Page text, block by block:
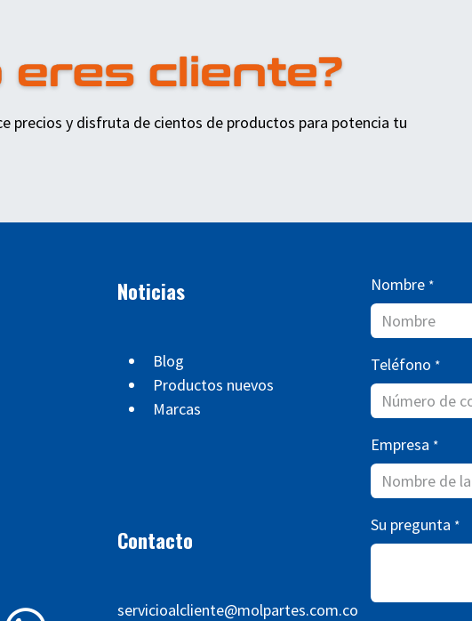
precios y disfruta de cientos de productos para potencia tu
Noticias
Blog
Productos nuevos
Marcas
Contacto
servicioalcliente@molpartes.com.co
Nombre *
Teléfono *
Empresa *
Su pregunta *